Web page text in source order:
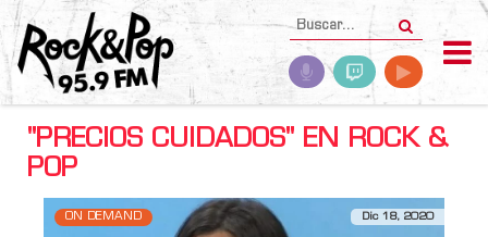
"PRECIOS CUIDADOS" EN ROCK &
POP
ON DEMAND Dic 18, 2020